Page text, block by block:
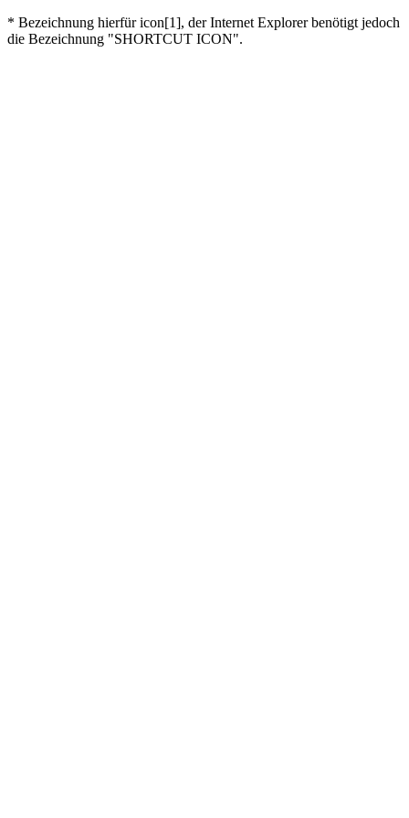
* Bezeichnung hierfür icon[1], der Internet Explorer benötigt jedoch
die Bezeichnung "SHORTCUT ICON".